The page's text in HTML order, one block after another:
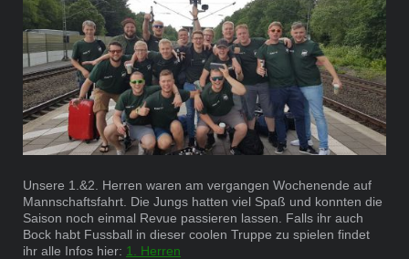
Unsere 1.&2. Herren waren am vergangen Wochenende auf
Mannschaftsfahrt. Die Jungs hatten viel Spaß und konnten die
Saison noch einmal Revue passieren lassen. Falls ihr auch
Bock habt Fussball in dieser coolen Truppe zu spielen findet
ihr alle Infos hier: 1. Herren